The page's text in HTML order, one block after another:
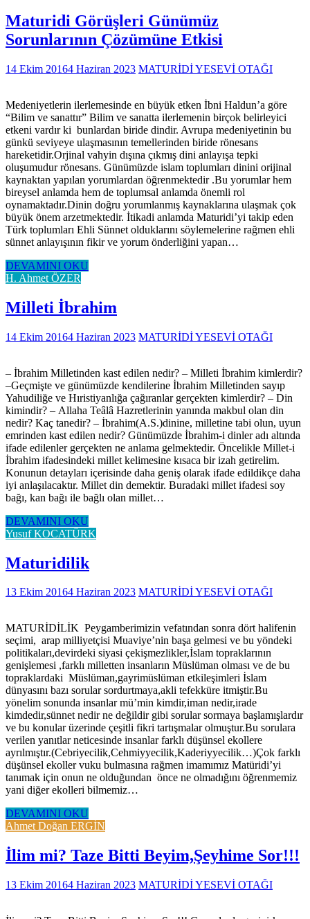
Maturidi Görüşleri Günümüz
Sorunlarının Çözümüne Etkisi
14 Ekim 20164 Haziran 2023 MATURİDİ YESEVİ OTAĞI
Medeniyetlerin ilerlemesinde en büyük etken İbni Haldun’a göre
“Bilim ve sanattır” Bilim ve sanatta ilerlemenin birçok belirleyici
etkeni vardır ki bunlardan biride dindir. Avrupa medeniyetinin bu
günkü seviyeye ulaşmasının temellerinden biride rönesans
hareketidir.Orjinal vahyin dışına çıkmış dini anlayışa tepki
oluşumudur rönesans. Günümüzde islam toplumları dinini orijinal
kaynaktan yapılan yorumlardan öğrenmektedir .Bu yorumlar hem
bireysel anlamda hem de toplumsal anlamda önemli rol
oynamaktadır.Dinin doğru yorumlanmış kaynaklarına ulaşmak çok
büyük önem arzetmektedir. İtikadi anlamda Maturidi’yi takip eden
Türk toplumları Ehli Sünnet olduklarını söylemelerine rağmen ehli
sünnet anlayışının fikir ve yorum önderliğini yapan…
DEVAMINI OKU
H. Ahmet ÖZER
Milleti İbrahim
14 Ekim 20164 Haziran 2023 MATURİDİ YESEVİ OTAĞI
– İbrahim Milletinden kast edilen nedir? – Milleti İbrahim kimlerdir?
–Geçmişte ve günümüzde kendilerine İbrahim Milletinden sayıp
Yahudiliğe ve Hıristiyanlığa çağıranlar gerçekten kimlerdir? – Din
kimindir? – Allaha Teâlâ Hazretlerinin yanında makbul olan din
nedir? Kaç tanedir? – İbrahim(A.S.)dinine, milletine tabi olun, uyun
emrinden kast edilen nedir? Günümüzde İbrahim-i dinler adı altında
ifade edilenler gerçekten ne anlama gelmektedir. Öncelikle Millet-i
İbrahim ifadesindeki millet kelimesine kısaca bir izah getirelim.
Konunun detayları içerisinde daha geniş olarak ifade edildikçe daha
iyi anlaşılacaktır. Millet din demektir. Buradaki millet ifadesi soy
bağı, kan bağı ile bağlı olan millet…
DEVAMINI OKU
Yusuf KOCATÜRK
Maturidilik
13 Ekim 20164 Haziran 2023 MATURİDİ YESEVİ OTAĞI
MATURİDİLİK Peygamberimizin vefatından sonra dört halifenin
seçimi, arap milliyetçisi Muaviye’nin başa gelmesi ve bu yöndeki
politikaları,devirdeki siyasi çekişmezlikler,İslam topraklarının
genişlemesi ,farklı milletten insanların Müslüman olması ve de bu
topraklardaki Müslüman,gayrimüslüman etkileşimleri İslam
dünyasını bazı sorular sordurtmaya,akli tefekküre itmiştir.Bu
yönelim sonunda insanlar mü’min kimdir,iman nedir,irade
kimdedir,sünnet nedir ne değildir gibi sorular sormaya başlamışlardır
ve bu konular üzerinde çeşitli fikri tartışmalar olmuştur.Bu sorulara
verilen yanıtlar neticesinde insanlar farklı düşünsel ekollere
ayrılmıştır.(Cebriyecilik,Cehmiyyecilik,Kaderiyyecilik…)Çok farklı
düşünsel ekoller vuku bulmasına rağmen imamımız Matüridi’yi
tanımak için onun ne olduğundan önce ne olmadığını öğrenmemiz
yani diğer ekolleri bilmemiz…
DEVAMINI OKU
Ahmet Doğan ERGİN
İlim mi? Taze Bitti Beyim,Şeyhime Sor!!!
13 Ekim 20164 Haziran 2023 MATURİDİ YESEVİ OTAĞI